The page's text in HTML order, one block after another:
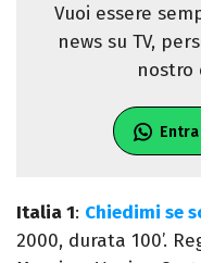
Vuoi essere
news su TV,
nostro
Italia 1: Chiedimi se
2000, durata 100’.